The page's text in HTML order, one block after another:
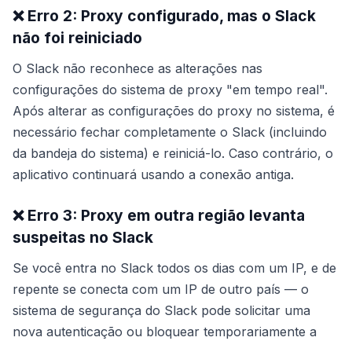
❌ Erro 2: Proxy configurado, mas o Slack
não foi reiniciado
O Slack não reconhece as alterações nas
configurações do sistema de proxy "em tempo real".
Após alterar as configurações do proxy no sistema, é
necessário fechar completamente o Slack (incluindo
da bandeja do sistema) e reiniciá-lo. Caso contrário, o
aplicativo continuará usando a conexão antiga.
❌ Erro 3: Proxy em outra região levanta
suspeitas no Slack
Se você entra no Slack todos os dias com um IP, e de
repente se conecta com um IP de outro país — o
sistema de segurança do Slack pode solicitar uma
nova autenticação ou bloquear temporariamente a